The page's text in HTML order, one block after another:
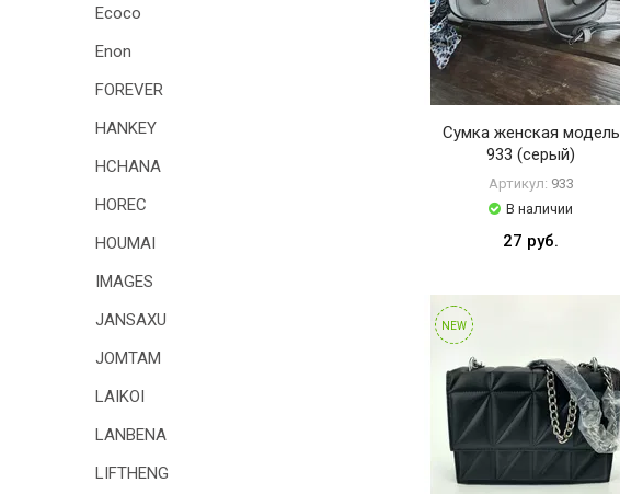
Ecoco
Enon
FOREVER
HANKEY
HCHANA
HOREC
HOUMAI
IMAGES
JANSAXU
JOMTAM
LAIKOI
LANBENA
LIFTHENG
Сумка женская модель
933 (серый)
Артикул: 933
В наличии
27 руб.
NEW